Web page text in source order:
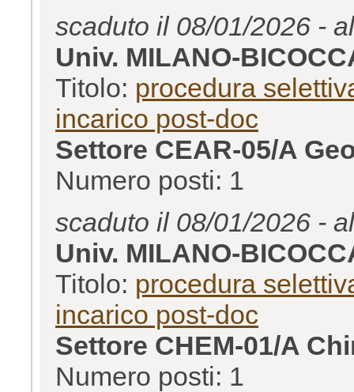
scaduto il 08/01/2026 -
Univ. MILANO-
Titolo: procedura
incarico post-doc
Settore CEAR-05/A
Numero posti: 1
scaduto il 08/01/2026 -
Univ. MILANO-
Titolo: procedura
incarico post-doc
Settore CHEM-01/A
Numero posti: 1